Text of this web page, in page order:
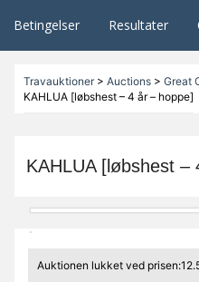
Betingelser Resultater
Travauktioner> Auctions> Great
KAHLUA [løbshest – 4 år – hoppe]
KAHLUA [løbshest –
Auktionen lukket ved